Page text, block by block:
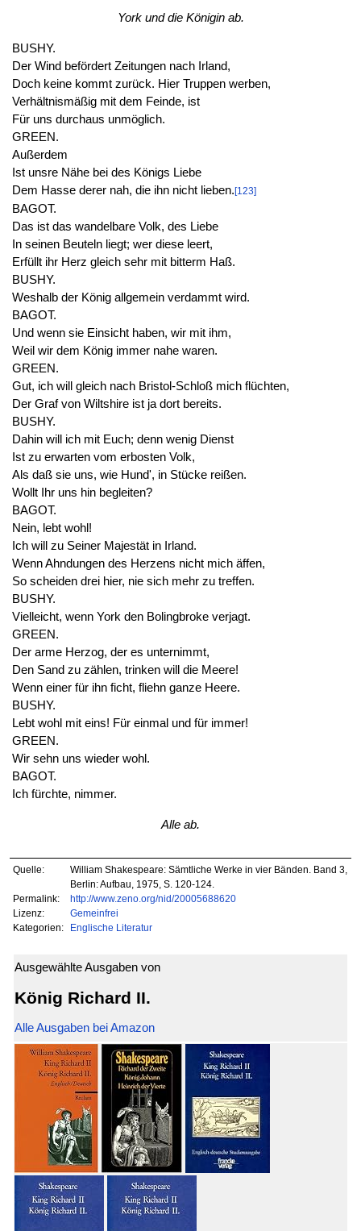
York und die Königin ab.
BUSHY.
Der Wind befördert Zeitungen nach Irland,
Doch keine kommt zurück. Hier Truppen werben,
Verhältnismäßig mit dem Feinde, ist
Für uns durchaus unmöglich.
GREEN.
Außerdem
Ist unsre Nähe bei des Königs Liebe
Dem Hasse derer nah, die ihn nicht lieben.[123]
BAGOT.
Das ist das wandelbare Volk, des Liebe
In seinen Beuteln liegt; wer diese leert,
Erfüllt ihr Herz gleich sehr mit bitterm Haß.
BUSHY.
Weshalb der König allgemein verdammt wird.
BAGOT.
Und wenn sie Einsicht haben, wir mit ihm,
Weil wir dem König immer nahe waren.
GREEN.
Gut, ich will gleich nach Bristol-Schloß mich flüchten,
Der Graf von Wiltshire ist ja dort bereits.
BUSHY.
Dahin will ich mit Euch; denn wenig Dienst
Ist zu erwarten vom erbosten Volk,
Als daß sie uns, wie Hund', in Stücke reißen.
Wollt Ihr uns hin begleiten?
BAGOT.
Nein, lebt wohl!
Ich will zu Seiner Majestät in Irland.
Wenn Ahndungen des Herzens nicht mich äffen,
So scheiden drei hier, nie sich mehr zu treffen.
BUSHY.
Vielleicht, wenn York den Bolingbroke verjagt.
GREEN.
Der arme Herzog, der es unternimmt,
Den Sand zu zählen, trinken will die Meere!
Wenn einer für ihn ficht, fliehn ganze Heere.
BUSHY.
Lebt wohl mit eins! Für einmal und für immer!
GREEN.
Wir sehn uns wieder wohl.
BAGOT.
Ich fürchte, nimmer.
Alle ab.
Quelle:
William Shakespeare: Sämtliche Werke in vier Bänden. Band 3,
Berlin: Aufbau, 1975, S. 120-124.
Permalink:
http://www.zeno.org/nid/20005688620
Lizenz:
Gemeinfrei
Kategorien:
Englische Literatur
Ausgewählte Ausgaben von
König Richard II.
Alle Ausgaben bei Amazon